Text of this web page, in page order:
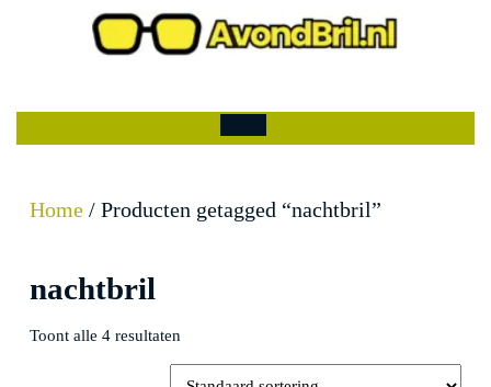
inhoud
account
Open
Home / Producten getagged “nachtbril”
nachtbril
Toont alle 4 resultaten